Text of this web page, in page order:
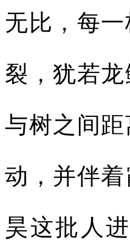
无比，每
裂，犹若
与树之间
动，并伴
昊这批人